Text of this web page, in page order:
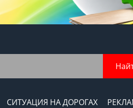
СИТУАЦИЯ НА ДОРОГАХ